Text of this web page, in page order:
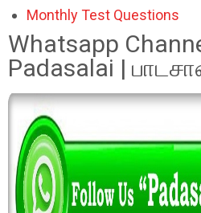
Monthly Test Questions
Whatsapp
Padasalai |